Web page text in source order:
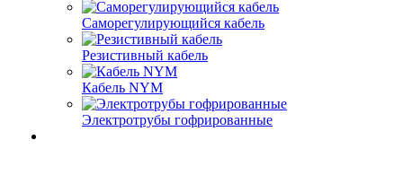
Саморегулирующийся кабель
Резистивный кабель
Кабель NYM
Электротрубы гофрированные